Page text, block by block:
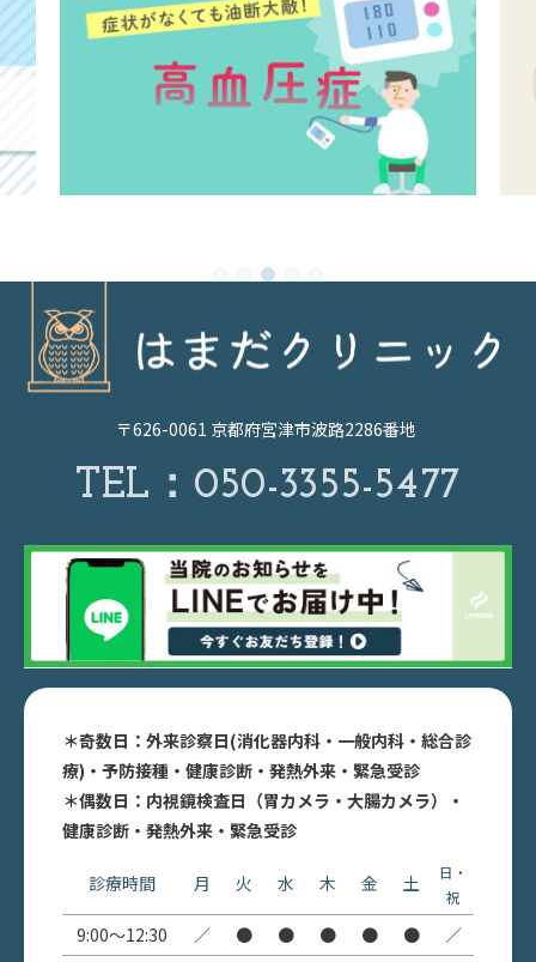
1 2 3 4 5
〒626-0061 京都府宮津市波路2286番地
TEL： 050-3355-5477
＊奇数日：外来診察日(消化器内科・一般内科・総合診
療)・予防接種・健康診断・発熱外来・緊急受診
＊偶数日：内視鏡検査日（胃カメラ・大腸カメラ）・
健康診断・発熱外来・緊急受診
診療時間 月 火 水 木 金 土
日・
祝
9:00〜12:30 ／ ● ● ● ● ●
／